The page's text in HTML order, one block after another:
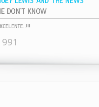
DON`T KNOW